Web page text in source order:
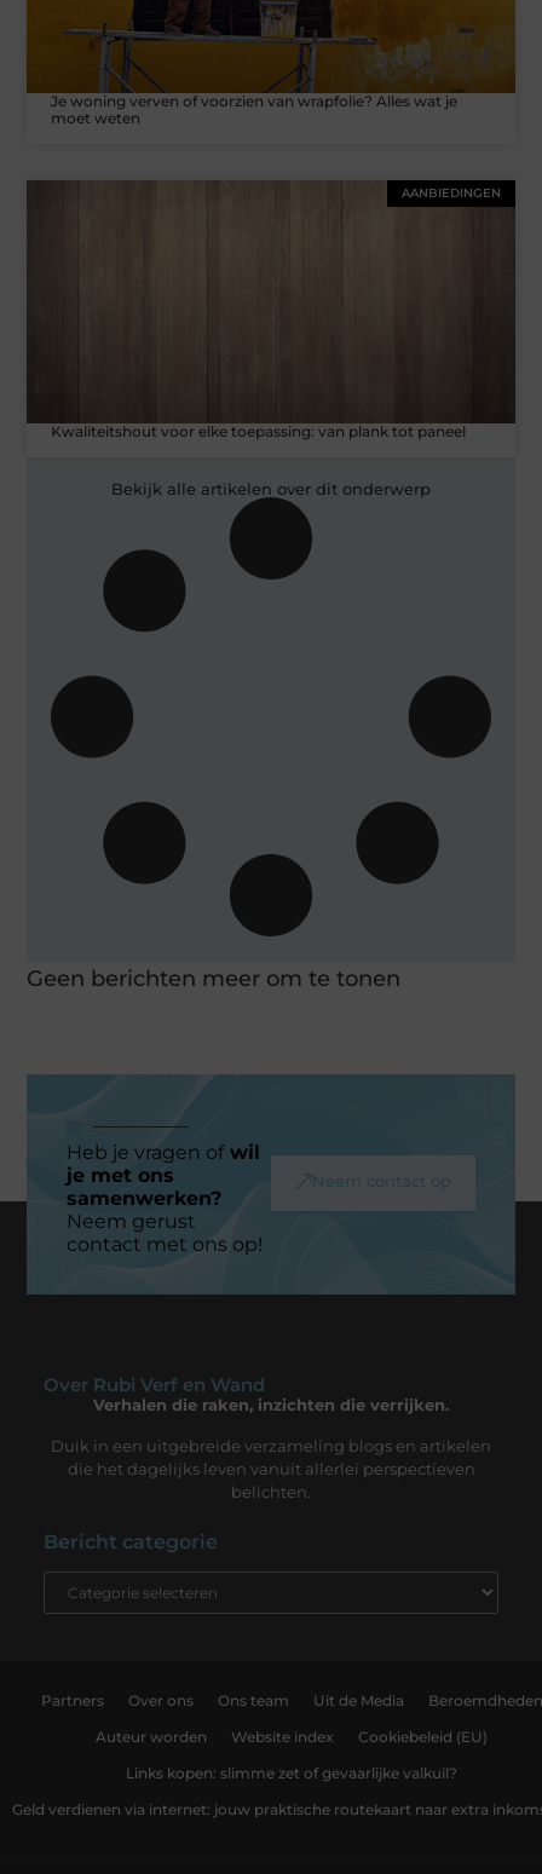
Je woning verven of voorzien van wrapfolie? Alles wat je
moet weten
AANBIEDINGEN
Kwaliteitshout voor elke toepassing: van plank tot paneel
Bekijk alle artikelen over dit onderwerp
Geen berichten meer om te tonen
Heb je vragen ofwil
je met ons
samenwerken?
Neem gerust
contact met ons op!
Neem contact op
Over Rubi Verf en Wand
Verhalen die raken, inzichten die verrijken.
Duik in een uitgebreide verzameling blogs en artikelen
die het dagelijks leven vanuit allerlei perspectieven
belichten.
Bericht categorie
Partners Over ons Ons team Uit de Media Beroemdheden
Auteur worden Website index Cookiebeleid (EU)
Links kopen: slimme zet of gevaarlijke valkuil?
Geld verdienen via internet: jouw praktische routekaart naar extra